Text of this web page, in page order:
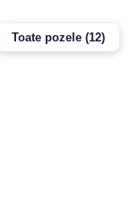
Toate pozele (12)